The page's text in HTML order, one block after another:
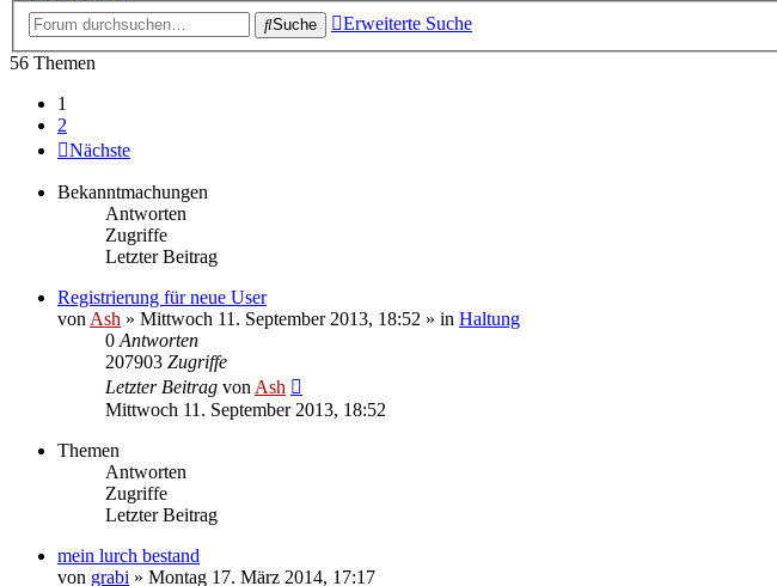
Suche
Erweiterte Suche
56 Themen
1
2
Nächste
Bekanntmachungen
Antworten
Zugriffe
Letzter Beitrag
Registrierung für neue User
von Ash » Mittwoch 11. September 2013, 18:52 » in Haltung
0 Antworten
207903 Zugriffe
Letzter Beitrag von Ash
Mittwoch 11. September 2013, 18:52
Themen
Antworten
Zugriffe
Letzter Beitrag
mein lurch bestand
von grabi » Montag 17. März 2014, 17:17